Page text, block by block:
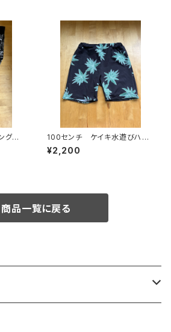
グレ
100センチ ケイキ水遊びハー
フパンツ
¥2,200
商品一覧に戻る
付）